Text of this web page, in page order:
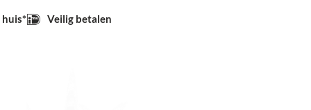
huis* Veilig betalen